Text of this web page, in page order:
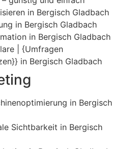
in Bergisch Gladbach
in Bergisch Gladbach
in Bergisch Gladbach
| {Umfragen
in Bergisch Gladbach
in Bergisch
Sichtbarkeit in Bergisch